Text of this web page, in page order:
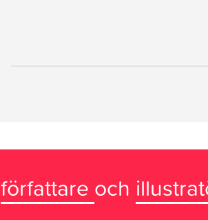
författare och